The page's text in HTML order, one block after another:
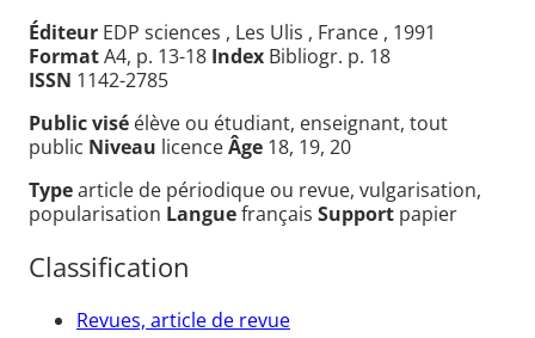
Éditeur EDP sciences , Les Ulis , France , 1991
FormatA4, p. 13-18 Index Bibliogr. p. 18
ISSN 1142-2785
Public visé élève ou étudiant, enseignant, tout
public Niveau licenceÂge 18, 19, 20
Typearticle de périodique ou revue, vulgarisation,
popularisation Languefrançais Support papier
Classification
Revues, article de revue